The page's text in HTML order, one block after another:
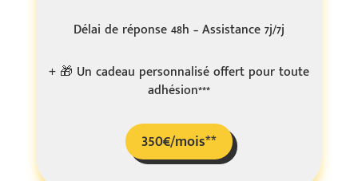
Délai de réponse 48h – Assistance 7j/7j
+ 🎁 Un cadeau personnalisé offert pour toute
adhésion***
350€/mois**